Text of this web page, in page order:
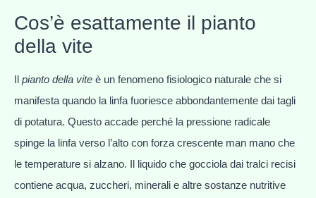
Cos’è esattamente il pianto
della vite
Il pianto della vite è un fenomeno fisiologico naturale che si
manifesta quando la linfa fuoriesce abbondantemente dai tagli
di potatura. Questo accade perché la pressione radicale
spinge la linfa verso l’alto con forza crescente man mano che
le temperature si alzano. Il liquido che gocciola dai tralci recisi
contiene acqua, zuccheri, minerali e altre sostanze nutritive